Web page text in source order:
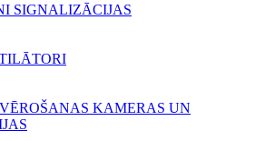
SIGNALIZĀCIJAS
KAMERAS UN